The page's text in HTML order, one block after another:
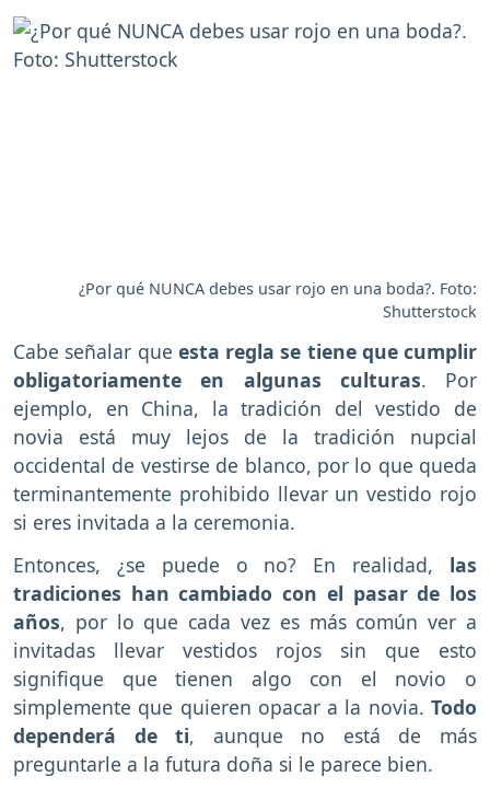
¿Por qué NUNCA debes usar rojo en una boda?. Foto:
Shutterstock
Cabe señalar que esta regla se tiene que cumplir
obligatoriamente en algunas culturas. Por
ejemplo, en China, la tradición del vestido de
novia está muy lejos de la tradición nupcial
occidental de vestirse de blanco, por lo que queda
terminantemente prohibido llevar un vestido rojo
si eres invitada a la ceremonia.
Entonces, ¿se puede o no? En realidad, las
tradiciones han cambiado con el pasar de los
años, por lo que cada vez es más común ver a
invitadas llevar vestidos rojos sin que esto
signifique que tienen algo con el novio o
simplemente que quieren opacar a la novia. Todo
dependerá de ti, aunque no está de más
preguntarle a la futura doña si le parece bien.